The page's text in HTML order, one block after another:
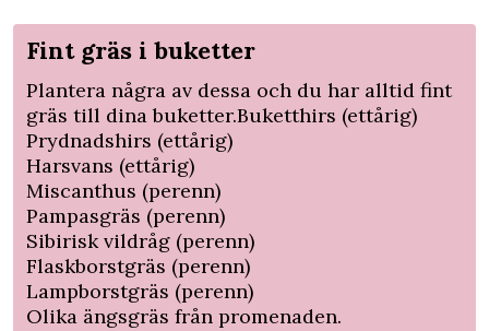
Fint gräs i buketter
Plantera några av dessa och du har alltid fint
gräs till dina buketter.Buketthirs (ettårig)
Prydnadshirs (ettårig)
Harsvans (ettårig)
Miscanthus (perenn)
Pampasgräs (perenn)
Sibirisk vildråg (perenn)
Flaskborstgräs (perenn)
Lampborstgräs (perenn)
Olika ängsgräs från promenaden.